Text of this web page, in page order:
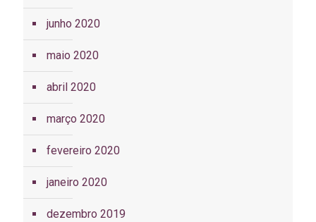
junho 2020
maio 2020
abril 2020
março 2020
fevereiro 2020
janeiro 2020
dezembro 2019